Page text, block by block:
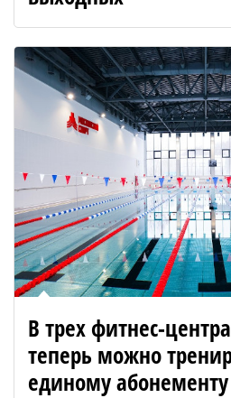
В трех фитнес-
теперь можно
единому абонементу